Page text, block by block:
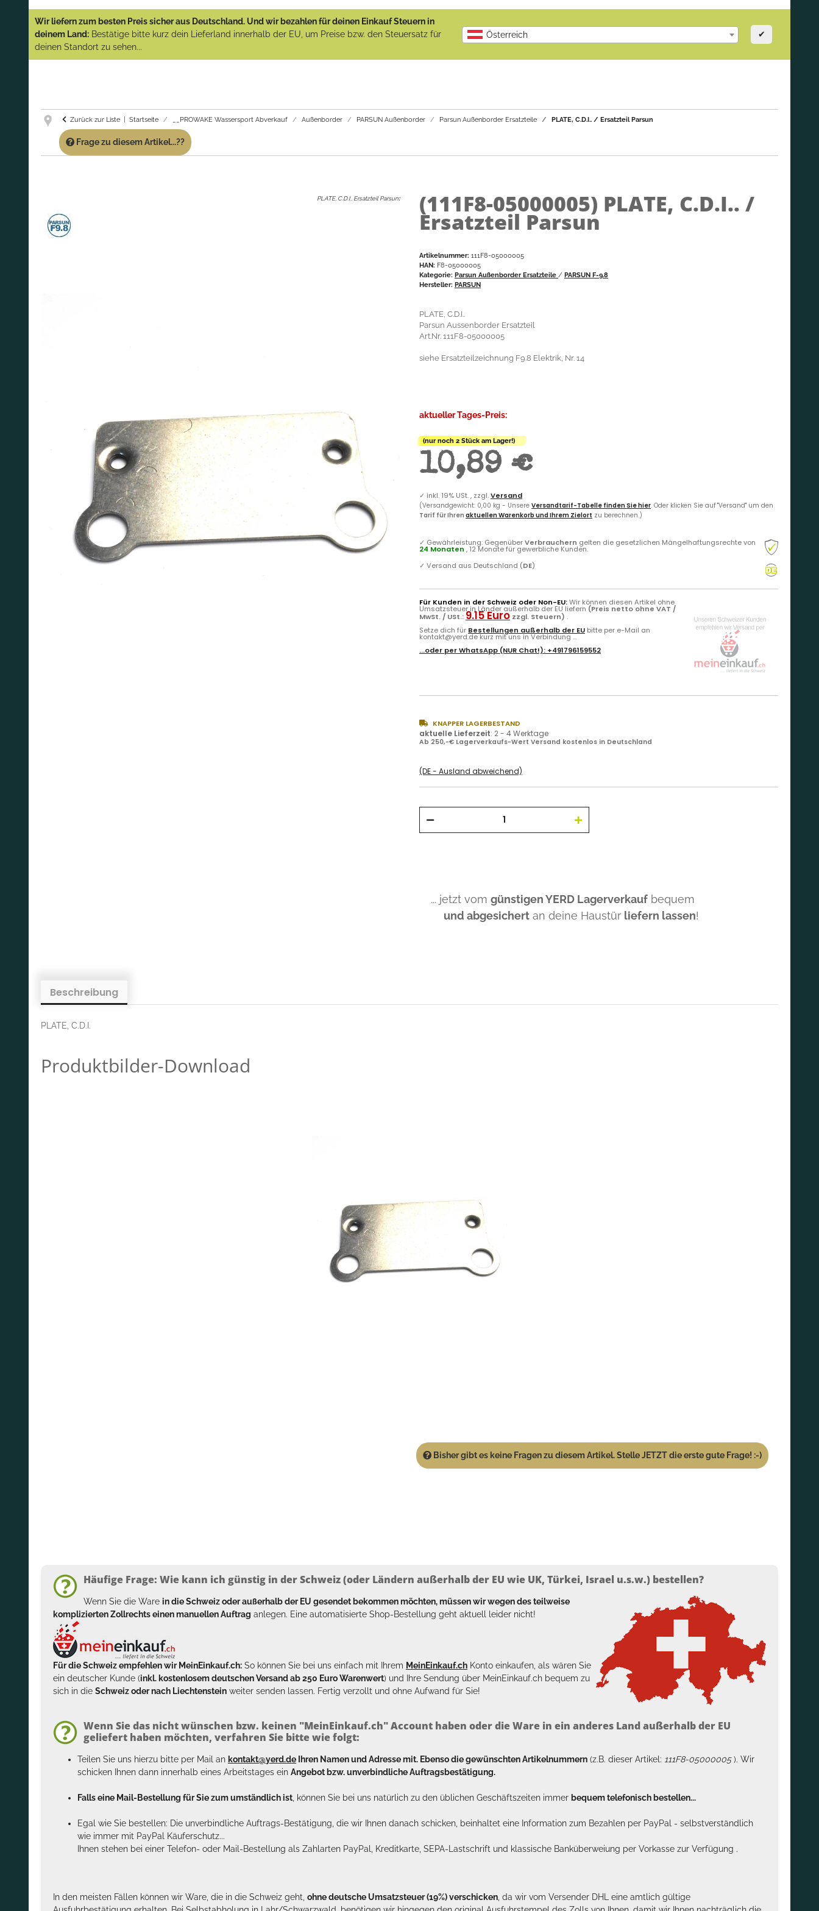
(Abverkauf)!
GARANTIE UND SERVICE:
Artikeln einfach an!
Wir liefern zum besten Preis sicher aus Deutschland. Und wir bezahlen für deinen Einkauf Steuern in
deinem Land: Bestätige bitte kurz dein Lieferland innerhalb der EU, um Preise bzw. den Steuersatz für
deinen Standort zu sehen...
Österreich ✔
Zurück zur Liste Startseite __PROWAKE Wassersport Abverkauf Außenborder PARSUN Außenborder Parsun Außenborder Ersatzteile PLATE, C.D.I.. / Ersatzteil Parsun
Frage zu diesem Artikel...??
PLATE, C.D.I., Ersatzteil Parsun: (111F8-05000005) PLATE, C.D.I.. /
Ersatzteil Parsun
Artikelnummer: 111F8-05000005
HAN: F8-05000005
Kategorie: Parsun Außenborder Ersatzteile / PARSUN F-9.8
Hersteller: PARSUN
PLATE, C.D.I..
Parsun Aussenborder Ersatzteil
Art.Nr. 111F8-05000005
siehe Ersatzteilzeichnung F9.8 Elektrik, Nr. 14
aktueller Tages-Preis:
(nur noch 2 Stück am Lager!)
10,89 €
✓ inkl. 19% USt. , zzgl.Versand
(Versandgewicht: 0,00 kg - Unsere Versandtarif-Tabelle finden Sie hier. Oder klicken Sie auf "Versand" um den
Tarif für Ihren aktuellen Warenkorb und Ihrem Zielort zu berechnen.)
✓ Gewährleistung: GegenüberVerbrauchern gelten die gesetzlichen Mängelhaftungsrechte von
24 Monaten , 12 Monate für gewerbliche Kunden.
✓ Versand aus Deutschland (DE)
Für Kunden in der Schweiz oder Non-EU:Wir können diesen Artikel ohne
Umsatzsteuer in Länder außerhalb der EU liefern (Preis netto ohne VAT /
MwSt. / USt.: 9.15 Euro zzgl. Steuern) .
Setze dich für Bestellungen außerhalb der EU bitte per e-Mail an
kontakt@yerd.de kurz mit uns in Verbindung ...
...oder perWhatsApp (NUR Chat!): +491796159552
KNAPPER LAGERBESTAND
aktuelle Lieferzeit: 2 - 4 Werktage
Ab 250,-€ Lagerverkaufs-Wert Versand kostenlos in Deutschland
(DE - Ausland abweichend)
... jetzt vom günstigen YERD Lagerverkauf bequem
und abgesichert an deine Haustür liefern lassen!
Beschreibung
PLATE, C.D.I.
Produktbilder-Download
Bisher gibt es keine Fragen zu diesem Artikel. Stelle JETZT die erste gute Frage! :-)
Häufige Frage: Wie kann ich günstig in der Schweiz (oder Ländern außerhalb der EU wie UK, Türkei, Israel u.s.w.) bestellen?
Wenn Sie die Ware in die Schweiz oder außerhalb der EU gesendet bekommen möchten, müssen wir wegen des teilweise
komplizierten Zollrechts einen manuellen Auftrag anlegen. Eine automatisierte Shop-Bestellung geht aktuell leider nicht!
Für die Schweiz empfehlen wir MeinEinkauf.ch: So können Sie bei uns einfach mit Ihrem MeinEinkauf.ch Konto einkaufen, als wären Sie
ein deutscher Kunde (inkl. kostenlosem deutschen Versand ab 250 Euro Warenwert) und Ihre Sendung über MeinEinkauf.ch bequem zu
sich in die Schweiz oder nach Liechtenstein weiter senden lassen. Fertig verzollt und ohne Aufwand für Sie!
Wenn Sie das nicht wünschen bzw. keinen "MeinEinkauf.ch" Account haben oder die Ware in ein anderes Land außerhalb der EU
geliefert haben möchten, verfahren Sie bitte wie folgt:
Teilen Sie uns hierzu bitte per Mail an kontakt@yerd.de Ihren Namen und Adresse mit. Ebenso die gewünschten Artikelnummern (z.B. dieser Artikel: 111F8-05000005). Wir
schicken Ihnen dann innerhalb eines Arbeitstages ein Angebot bzw. unverbindliche Auftragsbestätigung.
Falls eine Mail-Bestellung für Sie zum umständlich ist , können Sie bei uns natürlich zu den üblichen Geschäftszeiten immer bequem telefonisch bestellen...
Egal wie Sie bestellen: Die unverbindliche Auftrags-Bestätigung, die wir Ihnen danach schicken, beinhaltet eine Information zum Bezahlen per PayPal - selbstverständlich
wie immer mit PayPal Käuferschutz...
Ihnen stehen bei einer Telefon- oder Mail-Bestellung als Zahlarten PayPal, Kreditkarte, SEPA-Lastschrift und klassische Banküberweiung per Vorkasse zur Verfügung .
In den meisten Fällen können wir Ware, die in die Schweiz geht, ohne deutsche Umsatzsteuer (19%) verschicken , da wir vom Versender DHL eine amtlich gültige